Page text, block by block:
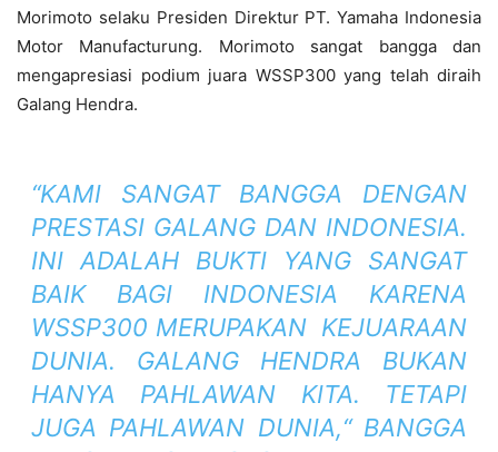
Morimoto selaku Presiden Direktur PT. Yamaha Indonesia
Motor Manufacturung. Morimoto sangat bangga dan
mengapresiasi podium juara WSSP300 yang telah diraih
Galang Hendra.
“KAMI SANGAT BANGGA DENGAN
PRESTASI GALANG DAN INDONESIA.
INI ADALAH BUKTI YANG SANGAT
BAIK BAGI INDONESIA KARENA
WSSP300 MERUPAKAN KEJUARAAN
DUNIA. GALANG HENDRA BUKAN
HANYA PAHLAWAN KITA. TETAPI
JUGA PAHLAWAN DUNIA,“ BANGGA